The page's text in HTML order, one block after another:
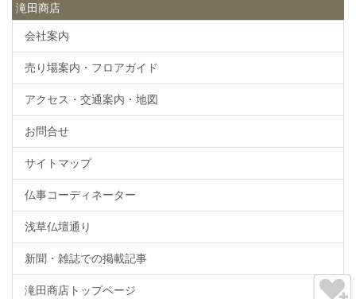
滝田商店
会社案内
売り場案内・フロアガイド
アクセス・交通案内・地図
お問合せ
サイトマップ
仏事コーディネーター
浅草仏壇通り
新聞・雑誌での掲載記事
滝田商店トップページ